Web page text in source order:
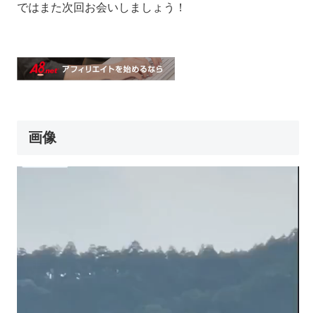
ではまた次回お会いしましょう！
画像